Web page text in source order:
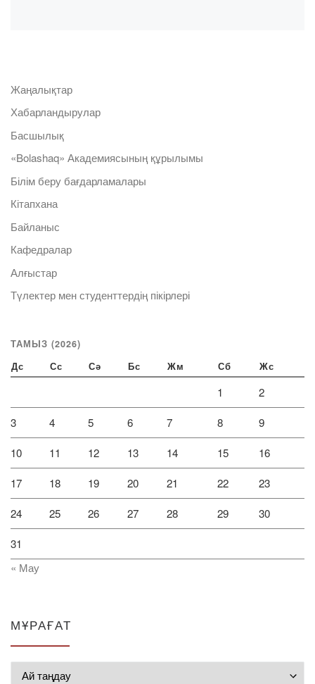
Жаңалықтар
Хабарландырулар
Басшылық
«Bolashaq» Академиясының құрылымы
Білім беру бағдарламалары
Кітапхана
Байланыс
Кафедралар
Алғыстар
Түлектер мен студенттердің пікірлері
ТАМЫЗ (2026)
Дс Сс Сә Бс Жм Сб Жс
1 2
3 4 5 6 7 8 9
10 11 12 13 14 15 16
17 18 19 20 21 22 23
24 25 26 27 28 29 30
31
« Мау
МҰРАҒАТ